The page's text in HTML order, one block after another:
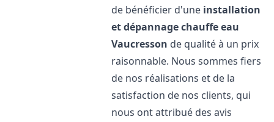
de bénéficier d'une installation
et dépannage chauffe eau
Vaucresson de qualité à un prix
raisonnable. Nous sommes fiers
de nos réalisations et de la
satisfaction de nos clients, qui
nous ont attribué des avis